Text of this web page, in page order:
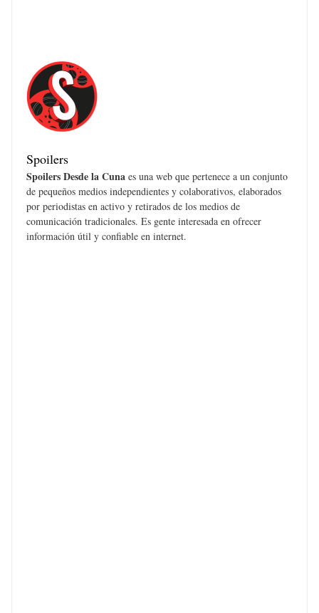
Spoilers
Spoilers Desde la Cuna es una web que pertenece a un conjunto
de pequeños medios independientes y colaborativos, elaborados
por periodistas en activo y retirados de los medios de
comunicación tradicionales. Es gente interesada en ofrecer
información útil y confiable en internet.